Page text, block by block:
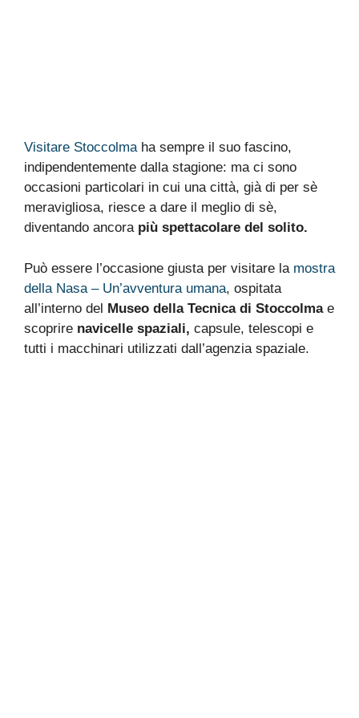
Visitare Stoccolmaha sempre il suo fascino,
indipendentemente dalla stagione: ma ci sono
occasioni particolari in cui una città, già di per sè
meravigliosa, riesce a dare il meglio di sè,
diventando ancora più spettacolare del solito.
Può essere l’occasione giusta per visitare la mostra
della Nasa – Un’avventura umana, ospitata
all’interno del Museo della Tecnica di Stoccolmae
scoprire navicelle spaziali, capsule, telescopi e
tutti i macchinari utilizzati dall’agenzia spaziale.